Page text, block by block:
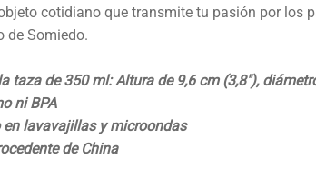
cotidiano que transmite tu pasión por los
de Somiedo.
taza de 350 ml: Altura de 9,6 cm (3,8″),
ni BPA
lavavajillas y microondas
de China